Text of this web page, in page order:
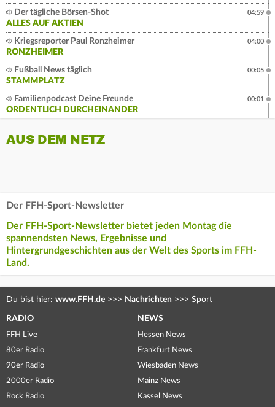
Der tägliche Börsen-Shot
ALLES AUF AKTIEN
04:59
Kriegsreporter Paul Ronzheimer
RONZHEIMER
04:00
Fußball News täglich
STAMMPLATZ
00:05
Familienpodcast Deine Freunde
ORDENTLICH DURCHEINANDER
00:01
AUS DEM NETZ
Der FFH-Sport-Newsletter
Der FFH-Sport-Newsletter bietet jeden Montag die
spannendsten News, Ergebnisse und
Hintergrundgeschichten aus der Welt des Sports im FFH-
Land.
Du bist hier: www.FFH.de >>> Nachrichten >>> Sport
RADIO
FFH Live
80er Radio
90er Radio
2000er Radio
Rock Radio
NEWS
Hessen News
Frankfurt News
Wiesbaden News
Mainz News
Kassel News